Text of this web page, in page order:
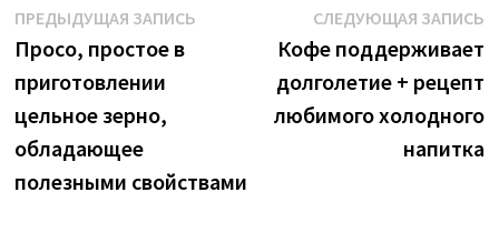
Навигация
по
записям
ПРЕДЫДУЩАЯ ЗАПИСЬПредыдущая
Просо, простое в
приготовлении
цельное зерно,
обладающее
полезными свойствами
СЛЕДУЮЩАЯ ЗАПИСЬ
Кофе поддерживает
долголетие + рецепт
любимого холодного
напитка